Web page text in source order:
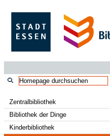
Zentralbibliothek
Bibliothek der Dinge
Kinderbibliothek